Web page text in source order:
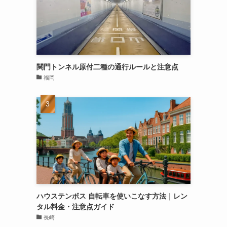
関門トンネル原付二種の通行ルールと注意点
福岡
ハウステンボス 自転車を使いこなす方法｜レン
タル料金・注意点ガイド
長崎